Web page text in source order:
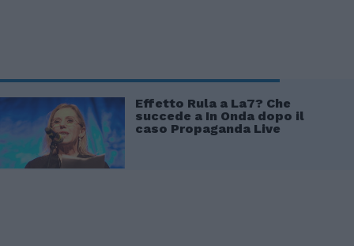
Effetto Rula a La7? Che
succede a In Onda dopo il
caso Propaganda Live